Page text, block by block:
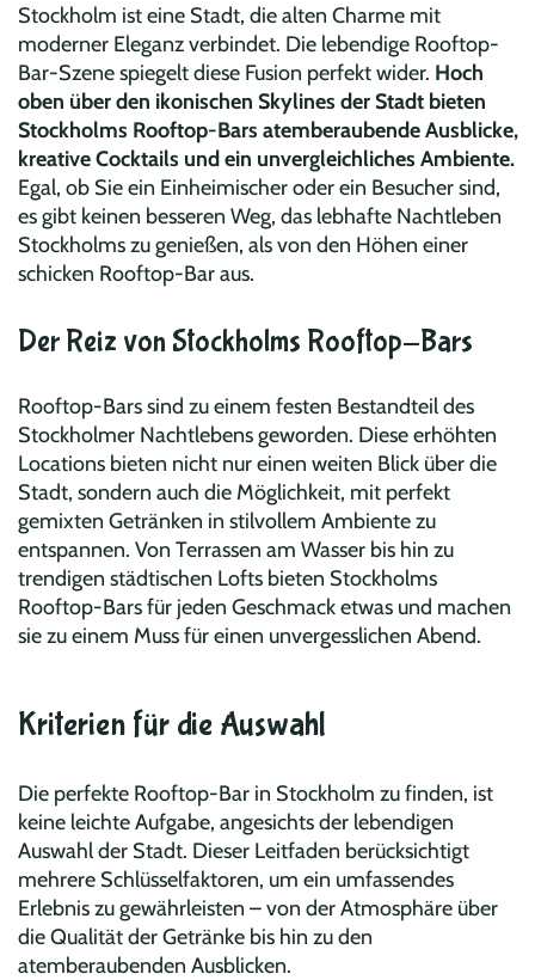
Stockholm ist eine Stadt, die alten Charme mit
moderner Eleganz verbindet. Die lebendige Rooftop-
Bar-Szene spiegelt diese Fusion perfekt wider. Hoch
oben über den ikonischen Skylines der Stadt bieten
Stockholms Rooftop-Bars atemberaubende Ausblicke,
kreative Cocktails und ein unvergleichliches Ambiente.
Egal, ob Sie ein Einheimischer oder ein Besucher sind,
es gibt keinen besseren Weg, das lebhafte Nachtleben
Stockholms zu genießen, als von den Höhen einer
schicken Rooftop-Bar aus.
Der Reiz von Stockholms Rooftop-Bars
Rooftop-Bars sind zu einem festen Bestandteil des
Stockholmer Nachtlebens geworden. Diese erhöhten
Locations bieten nicht nur einen weiten Blick über die
Stadt, sondern auch die Möglichkeit, mit perfekt
gemixten Getränken in stilvollem Ambiente zu
entspannen. Von Terrassen am Wasser bis hin zu
trendigen städtischen Lofts bieten Stockholms
Rooftop-Bars für jeden Geschmack etwas und machen
sie zu einem Muss für einen unvergesslichen Abend.
Kriterien für die Auswahl
Die perfekte Rooftop-Bar in Stockholm zu finden, ist
keine leichte Aufgabe, angesichts der lebendigen
Auswahl der Stadt. Dieser Leitfaden berücksichtigt
mehrere Schlüsselfaktoren, um ein umfassendes
Erlebnis zu gewährleisten – von der Atmosphäre über
die Qualität der Getränke bis hin zu den
atemberaubenden Ausblicken.